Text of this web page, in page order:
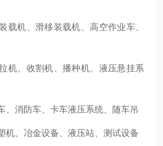
载机、滑移装载机、高空作业车、
机、收割机、播种机、液压悬挂系
、消防车、卡车液压系统、随车吊
机、冶金设备、液压站、测试设备